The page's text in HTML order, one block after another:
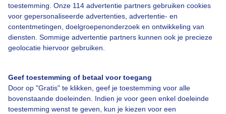
toestemming. Onze 114 advertentie partners gebruiken cookies
voor gepersonaliseerde advertenties, advertentie- en
contentmetingen, doelgroepenonderzoek en ontwikkeling van
diensten. Sommige advertentie partners kunnen ook je precieze
geolocatie hiervoor gebruiken.
Geef toestemming of betaal voor toegang
Door op "Gratis" te klikken, geef je toestemming voor alle
bovenstaande doeleinden. Indien je voor geen enkel doeleinde
toestemming wenst te geven, kun je kiezen voor een
Bedrijfsgegevens
Veelgestelde vragen